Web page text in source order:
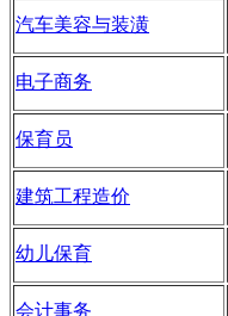
汽车美容与装潢
电子商务
保育员
建筑工程造价
幼儿保育
会计事务